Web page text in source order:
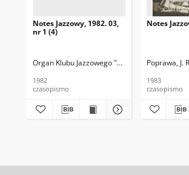
Notes Jazzowy, 1982. 03,
nr 1 (4)
Organ Klubu Jazzowego "Rotunda" Skoczek,
1982
czasopismo
Notes
Poprawa, J.
1983
czasopismo